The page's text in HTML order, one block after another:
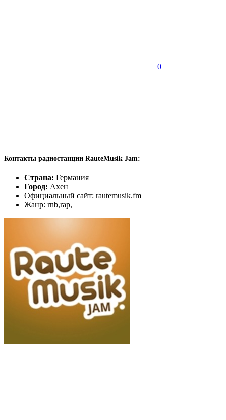
0
Контакты радиостанции RauteMusik Jam:
Страна: Германия
Город: Ахен
Официальный сайт: rautemusik.fm
Жанр: rnb,rap,